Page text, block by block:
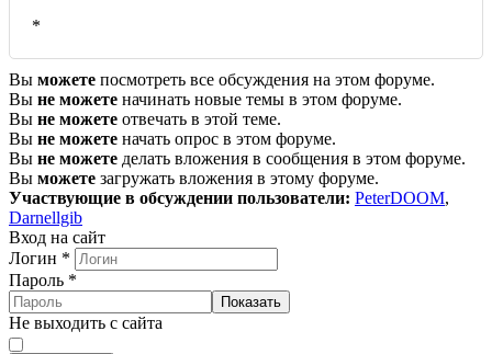
*
Вы можете посмотреть все обсуждения на этом форуме.
Вы не можете начинать новые темы в этом форуме.
Вы не можете отвечать в этой теме.
Вы не можете начать опрос в этом форуме.
Вы не можете делать вложения в сообщения в этом форуме.
Вы можете загружать вложения в этому форуме.
Участвующие в обсуждении пользователи: PeterDOOM,
Darnellgib
Вход на сайт
Логин *
Пароль *
Показать
Не выходить с сайта